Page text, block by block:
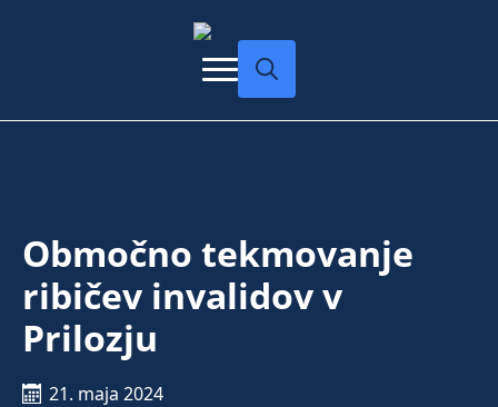
Območno tekmovanje
ribičev invalidov v
Prilozju
21. maja 2024